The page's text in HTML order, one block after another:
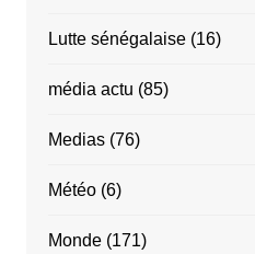
Lutte sénégalaise(16)
média actu (85)
Medias(76)
Météo(6)
Monde(171)